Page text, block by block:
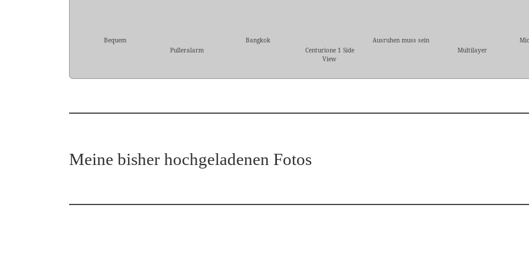
Bequem
Pulleralarm
Bangkok
Centurione 1 Side
View
Ausruhen muss sein
Multilayer
Meine bisher hochgeladenen Fotos